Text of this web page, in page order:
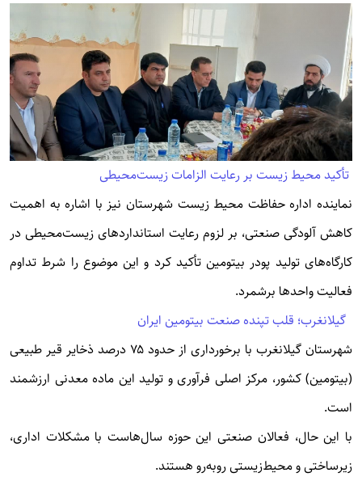
تأکید محیط زیست بر رعایت الزامات زیست‌محیطی
نماینده اداره حفاظت محیط زیست شهرستان نیز با اشاره به اهمیت
کاهش آلودگی صنعتی، بر لزوم رعایت استانداردهای زیست‌محیطی در
کارگاه‌های تولید پودر بیتومین تأکید کرد و این موضوع را شرط تداوم
فعالیت واحدها برشمرد.
گیلانغرب؛ قلب تپنده صنعت بیتومین ایران
شهرستان گیلانغرب با برخورداری از حدود ۷۵ درصد ذخایر قیر طبیعی
(بیتومین) کشور، مرکز اصلی فرآوری و تولید این ماده معدنی ارزشمند
است.
با این حال، فعالان صنعتی این حوزه سال‌هاست با مشکلات اداری،
زیرساختی و محیط‌زیستی روبه‌رو هستند.